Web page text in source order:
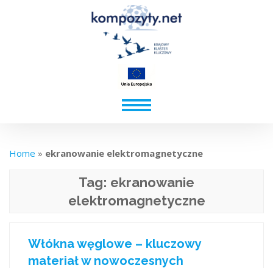
Home » ekranowanie elektromagnetyczne
Tag: ekranowanie
elektromagnetyczne
Włókna węglowe – kluczowy
materiał w nowoczesnych